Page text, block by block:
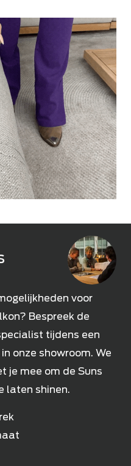
voor
Bespreek de
tijdens een
onze showroom. We
je mee om de Suns
laten shinen.